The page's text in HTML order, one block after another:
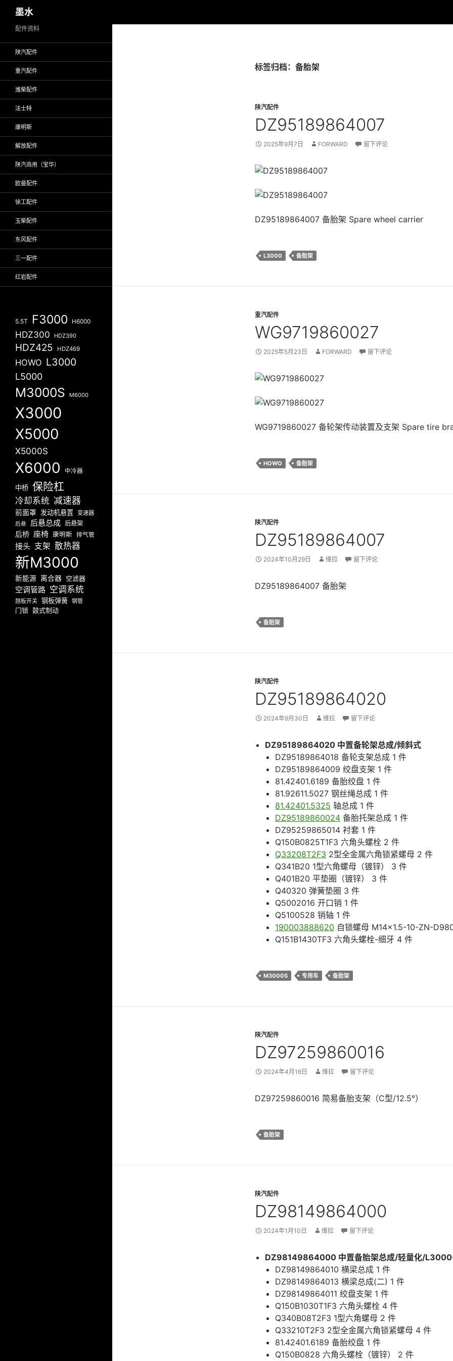
至
墨水
标签归档：备胎架
陕汽配件
DZ95189864007
2025年9月7日 FORWARD 留下评论
DZ95189864007 备胎架 Spare wheel carrier
L3000 备胎架
重汽配件
WG9719860027
2025年5月23日 FORWARD 留下评论
WG9719860027 备轮架传动装置及支架 Spare tire
HOWO 备胎架
陕汽配件
DZ95189864007
2024年10月29日 维拉 留下评论
DZ95189864007 备胎架
备胎架
陕汽配件
DZ95189864020
2024年9月30日 维拉 留下评论
DZ95189864020 中置备轮架总成/倾斜式
DZ95189864018 备轮支架总成 1 件
DZ95189864009 绞盘支架 1 件
81.42401.6189 备胎绞盘 1 件
81.92611.5027 钢丝绳总成 1 件
81.42401.5325 轴总成 1 件
DZ95189860024 备胎托架总成 1 件
DZ95259865014 衬套 1 件
Q150B0825T1F3 六角头螺栓 2 件
Q33208T2F3 2型全金属六角锁紧螺母 2 件
Q341B20 1型六角螺母（镀锌） 3 件
Q401B20 平垫圈（镀锌） 3 件
Q40320 弹簧垫圈 3 件
Q5002016 开口销 1 件
Q5100528 销轴 1 件
190003888620 自锁螺母 M14×1.5-10-ZN-
Q151B1430TF3 六角头螺栓-细牙 4 件
M3000S 专用车 备胎架
陕汽配件
DZ97259860016
2024年4月16日 维拉 留下评论
DZ97259860016 简易备胎支架（C型/12.5°）
备胎架
陕汽配件
DZ98149864000
2024年1月10日 维拉 留下评论
DZ98149864000 中置备胎架总成/轻量化/
DZ98149864010 横梁总成 1 件
DZ98149864013 横梁总成(二) 1 件
DZ98149864011 绞盘支架 1 件
Q150B1030T1F3 六角头螺栓 4 件
Q340B08T2F3 1型六角螺母 2 件
Q33210T2F3 2型全金属六角锁紧螺母 4 件
81.42401.6189 备胎绞盘 1 件
Q150B0828 六角头螺栓（镀锌） 2 件
配件资料
陕汽配件
重汽配件
潍柴配件
法士特
康明斯
解放配件
陕汽商用（宝华）
欧曼配件
徐工配件
玉柴配件
东风配件
三一配件
红岩配件
5.5T F3000 H6000
HDZ300 HDZ390
HDZ425 HDZ469
HOWO L3000
L5000
M3000S M6000
X3000
X5000
X5000S
X6000 中冷器
中桥 保险杠
冷却系统 减速器
前面罩 发动机悬置 变速器
后悬 后悬总成 后悬架
后桥 座椅 康明斯 排气管
接头 支架 散热器
新M3000
新能源 离合器 空滤器
空调管路 空调系统
翘板开关 钢板弹簧 钢管
门锁 鼓式制动